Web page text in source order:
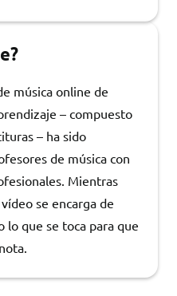
música online de
– compuesto
– ha sido
de música con
Mientras
se encarga de
que se toca para que